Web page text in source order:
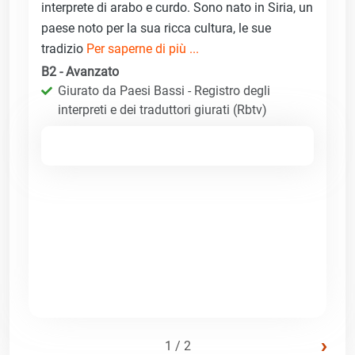
interprete di arabo e curdo. Sono nato in Siria, un
paese noto per la sua ricca cultura, le sue
tradizio Per saperne di più ...
B2 - Avanzato
Giurato da Paesi Bassi - Registro degli
interpreti e dei traduttori giurati (Rbtv)
1 / 2 ›